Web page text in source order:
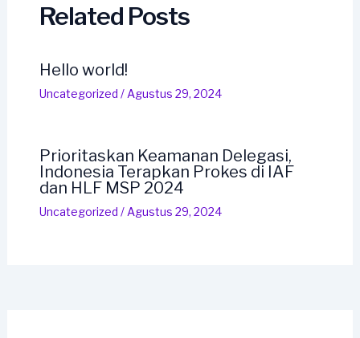
Related Posts
Hello world!
Uncategorized / Agustus 29, 2024
Prioritaskan Keamanan Delegasi,
Indonesia Terapkan Prokes di IAF
dan HLF MSP 2024
Uncategorized / Agustus 29, 2024